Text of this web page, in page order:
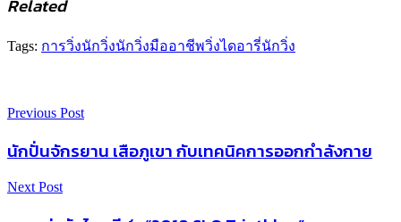
Related
Tags: การวิ่งนักวิ่งนักวิ่งมืออาชีพวิ่งไดอารี่นักวิ่ง
Previous Post
นักปั่นจักรยาน เสือภูเขา กับเทคนิคการออกกำลังกาย
Next Post